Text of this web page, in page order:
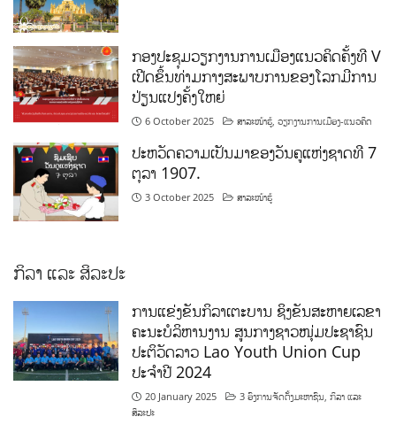
ກອງປະຊຸມວຽກງານການເມືອງແນວຄິດຄັ້ງທີ V
ເປີດຂຶ້ນທ່າມກາງສະພາບການຂອງໂລກມີການ
ປ່ຽນແປງຄັ້ງໃຫຍ່
6 October 2025 ສາລະໜ້າຮູ້,ວຽກງານການເມືອງ-ແນວຄິດ
ປະຫວັດຄວາມເປັນມາຂອງວັນຄູແຫ່ງຊາດທີ 7
ຕຸລາ 1907.
3 October 2025 ສາລະໜ້າຮູ້
ກິລາ ແລະ ສິລະປະ
ການແຂ່ງຂັນກິລາເຕະບານ ຊິງຂັນສະຫາຍເລຂາ
ຄະນະບໍລິຫານງານ ສູນກາງຊາວໜຸ່ມປະຊາຊົນ
ປະຕິວັດລາວ Lao Youth Union Cup
ປະຈຳປີ 2024
20 January 2025 3 ອົງການຈັດຕັ້ງມະຫາຊົນ,ກິລາ ແລະ
ສິລະປະ